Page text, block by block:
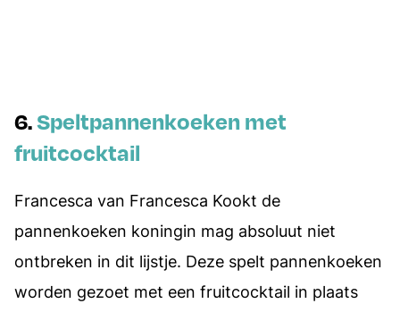
6.Speltpannenkoeken met
fruitcocktail
Francesca van Francesca Kookt de
pannenkoeken koningin mag absoluut niet
ontbreken in dit lijstje. Deze spelt pannenkoeken
worden gezoet met een fruitcocktail in plaats